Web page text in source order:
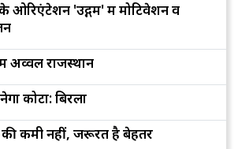
के ओरिएंटेशन 'उद्गम' में मोटिवेशन व
अव्वल राजस्थान
कोटा: बिरला
कमी नहीं, जरूरत है बेहतर